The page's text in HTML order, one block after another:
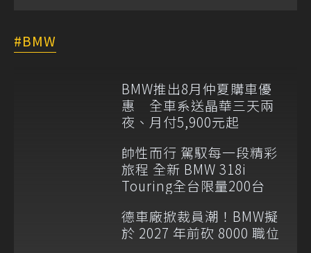
BMW
BMW推出8月仲夏購車優
惠 全車系送晶華三天兩
夜、月付5,900元起
帥性而行 駕馭每一段精彩
旅程 全新 BMW 318i
Touring全台限量200台
德車廠掀裁員潮！BMW擬
於 2027 年前砍 8000 職位